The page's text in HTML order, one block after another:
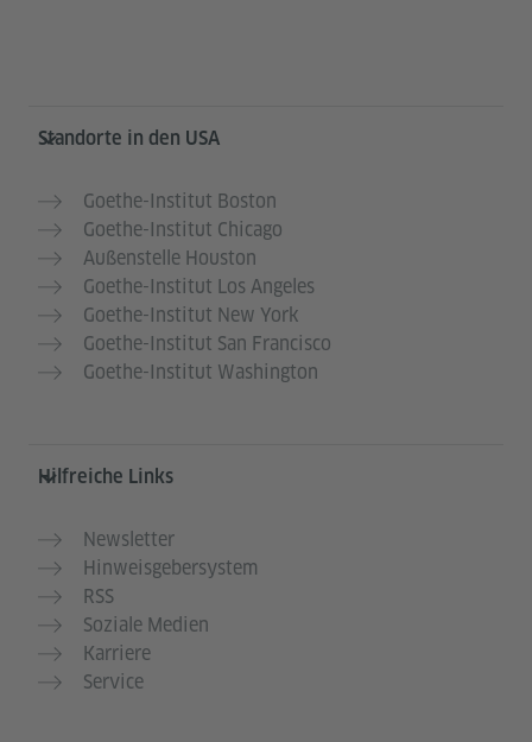
Service- und Informationsbereich
Standorte in den USA
Goethe-Institut Boston
Goethe-Institut Chicago
Außenstelle Houston
Goethe-Institut Los Angeles
Goethe-Institut New York
Goethe-Institut San Francisco
Goethe-Institut Washington
Hilfreiche Links
Newsletter
Hinweisgebersystem
RSS
Soziale Medien
Karriere
Service